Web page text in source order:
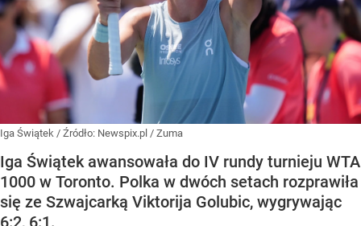
Iga Świątek / Źródło: Newspix.pl / Zuma
Iga Świątek awansowała do IV rundy turnieju WTA
1000 w Toronto. Polka w dwóch setach rozprawiła
się ze Szwajcarką Viktorija Golubic, wygrywając
6:2, 6:1.